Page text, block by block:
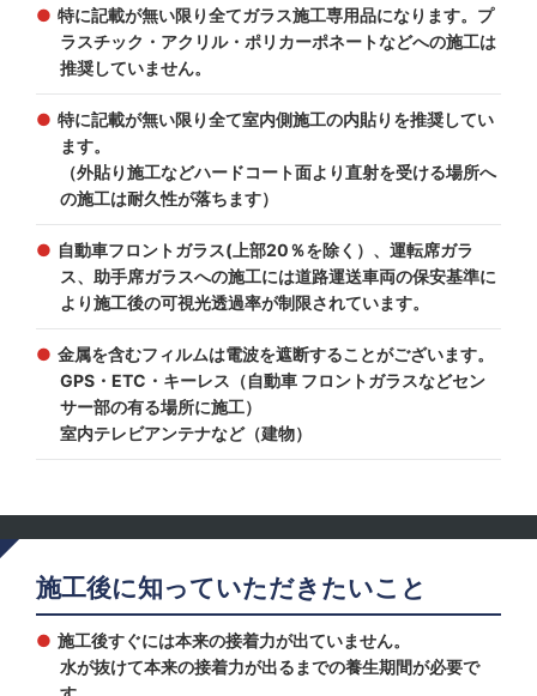
特に記載が無い限り全てガラス施工専用品になります。プ
ラスチック・アクリル・ポリカーポネートなどへの施工は
推奨していません。
特に記載が無い限り全て室内側施工の内貼りを推奨してい
ます。
（外貼り施工などハードコート面より直射を受ける場所へ
の施工は耐久性が落ちます）
自動車フロントガラス(上部20％を除く）、運転席ガラ
ス、助手席ガラスへの施工には道路運送車両の保安基準に
より施工後の可視光透過率が制限されています。
金属を含むフィルムは電波を遮断することがございます。
GPS・ETC・キーレス（自動車 フロントガラスなどセン
サー部の有る場所に施工）
室内テレビアンテナなど（建物）
施工後に知っていただきたいこと
施工後すぐには本来の接着力が出ていません。
水が抜けて本来の接着力が出るまでの養生期間が必要で